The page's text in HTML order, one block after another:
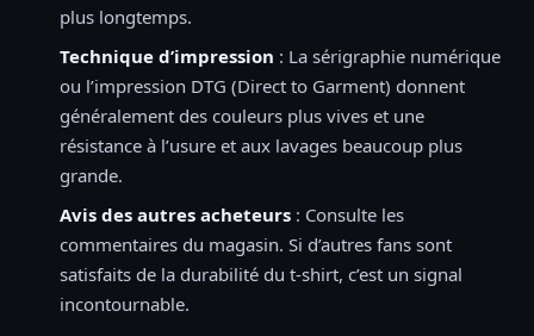
plus longtemps.
Technique d’impression : La sérigraphie numérique
ou l’impression DTG (Direct to Garment) donnent
généralement des couleurs plus vives et une
résistance à l’usure et aux lavages beaucoup plus
grande.
Avis des autres acheteurs : Consulte les
commentaires du magasin. Si d’autres fans sont
satisfaits de la durabilité du t-shirt, c’est un signal
incontournable.